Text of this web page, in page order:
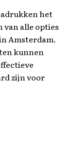
het
van alle opties
Amsterdam.
kunnen
zijn voor